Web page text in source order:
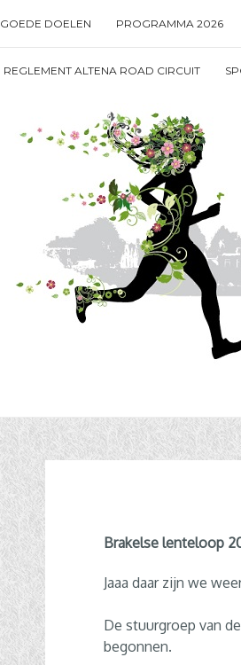
GOEDE DOELEN PROGRAMMA 2026
REGLEMENT ALTENA ROAD CIRCUIT
for
enter
Brakelse lenteloop
Jaaa daar zijn we
De stuurgroep van
begonnen.